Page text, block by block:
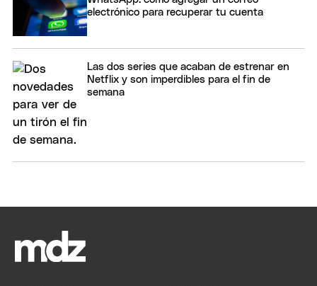
electrónico para recuperar tu cuenta
Las dos series que acaban de estrenar en
Netflix y son imperdibles para el fin de
semana